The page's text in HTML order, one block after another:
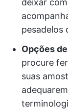
deixar
pesadelos
Opções
procure
suas